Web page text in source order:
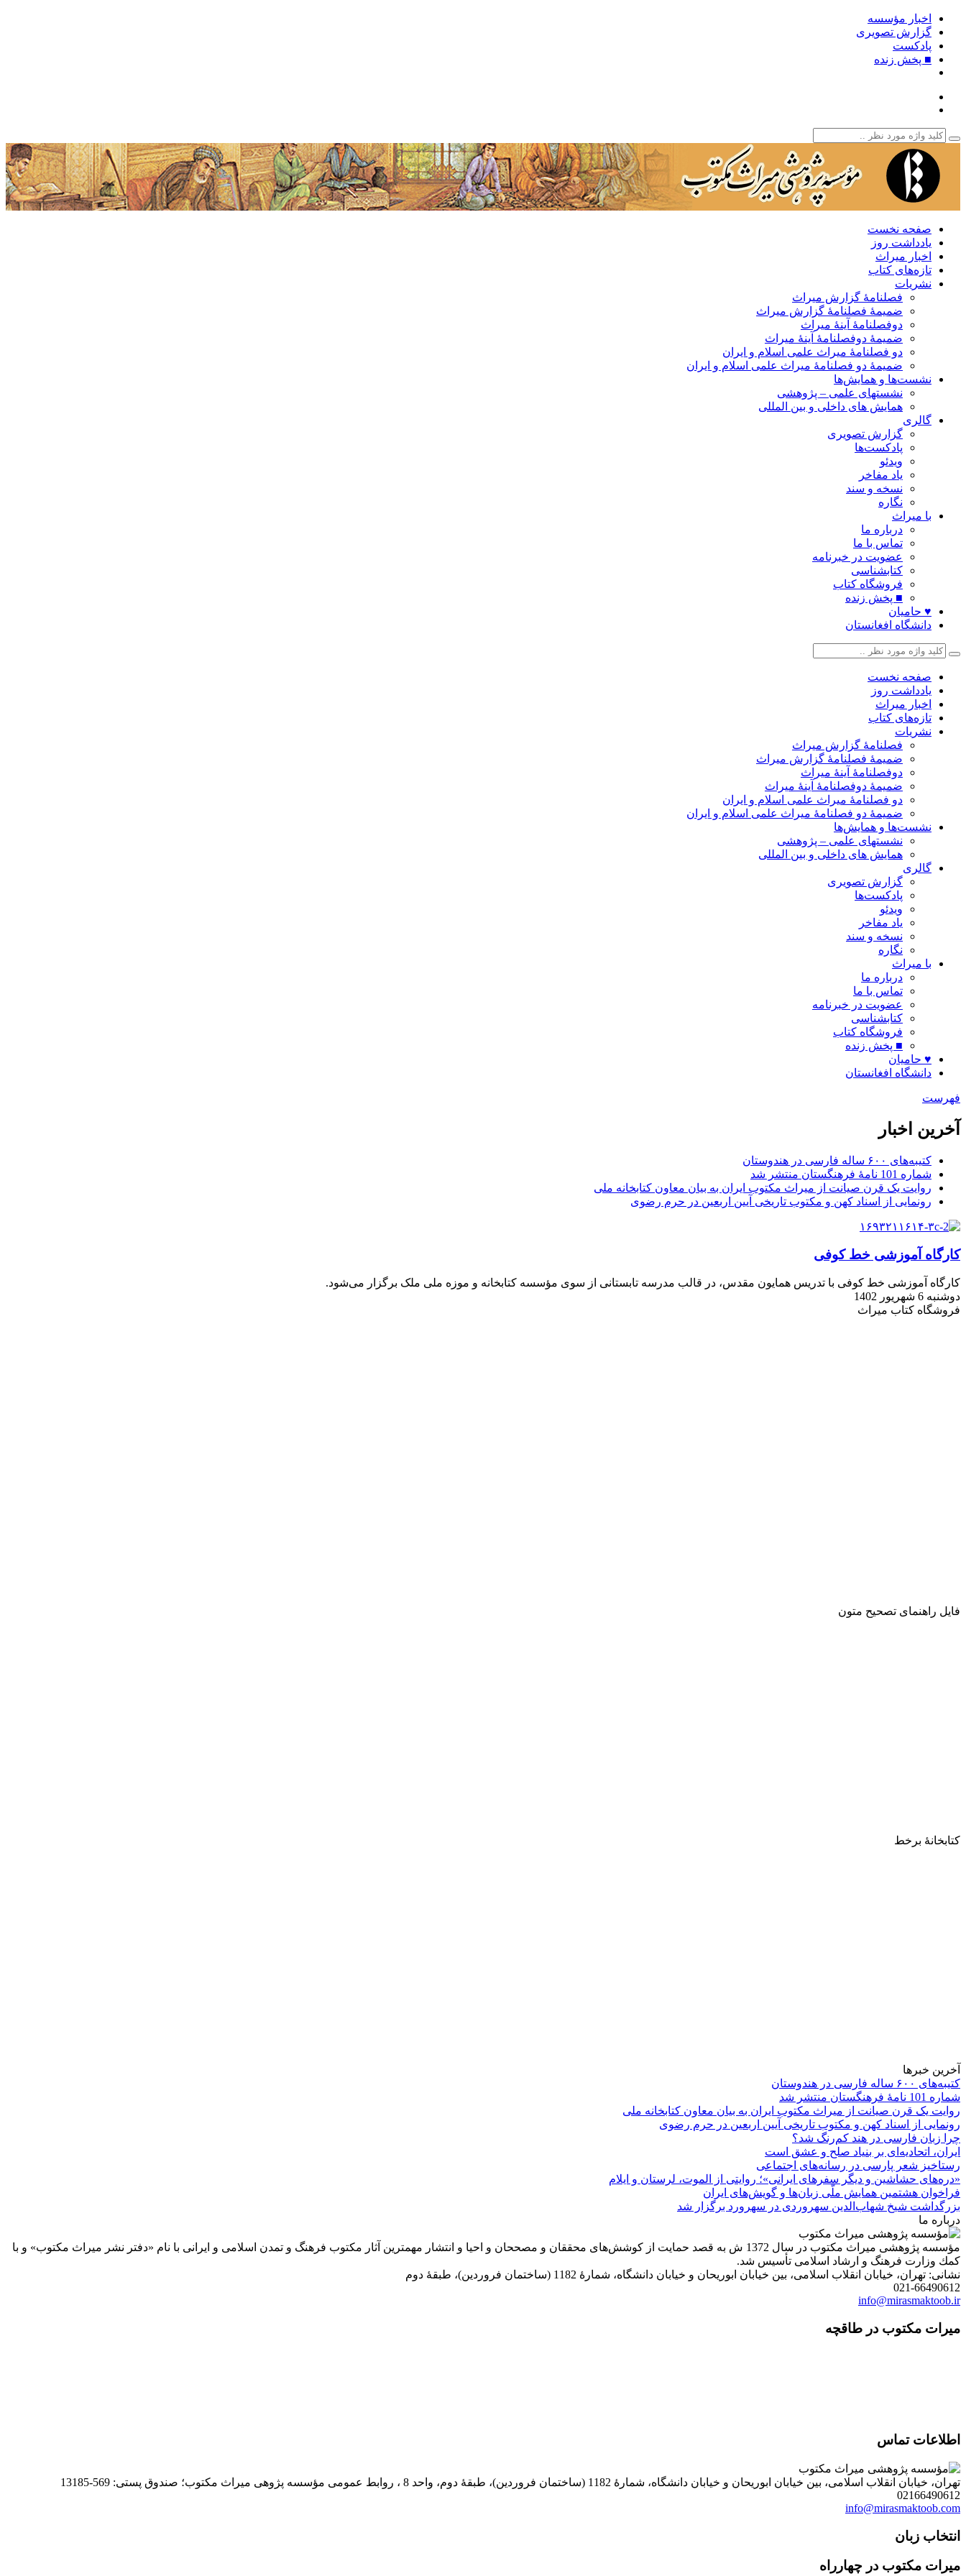
اخبار مؤسسه
گزارش تصویری
پادکست‌
■ پخش زنده
صفحه نخست
یادداشت روز
اخبار میراث
تازه‌های کتاب
نشریات
فصلنامۀ گزارش میراث
ضمیمۀ فصلنامۀ گزارش میراث
دوفصلنامۀ آینۀ میراث
ضمیمۀ دوفصلنامۀ آینۀ میراث
دو فصلنامۀ میراث علمی اسلام و ایران
ضمیمۀ دو فصلنامۀ میراث علمی اسلام و ایران
نشست‌ها و همایش‌ها
نشستهای علمی – پژوهشی
همایش های داخلی و بین المللی
گالری
گزارش تصویری
پادکست‌ها
ویدئو
یاد مفاخر
نسخه و سند
نگاره
با میراث
درباره ما
تماس با ما
عضویت در خبرنامه
کتابشناسی
فروشگاه کتاب
■ پخش زنده
♥ حامیان
دانشگاه افغانستان
صفحه نخست
یادداشت روز
اخبار میراث
تازه‌های کتاب
نشریات
فصلنامۀ گزارش میراث
ضمیمۀ فصلنامۀ گزارش میراث
دوفصلنامۀ آینۀ میراث
ضمیمۀ دوفصلنامۀ آینۀ میراث
دو فصلنامۀ میراث علمی اسلام و ایران
ضمیمۀ دو فصلنامۀ میراث علمی اسلام و ایران
نشست‌ها و همایش‌ها
نشستهای علمی – پژوهشی
همایش های داخلی و بین المللی
گالری
گزارش تصویری
پادکست‌ها
ویدئو
یاد مفاخر
نسخه و سند
نگاره
با میراث
درباره ما
تماس با ما
عضویت در خبرنامه
کتابشناسی
فروشگاه کتاب
■ پخش زنده
♥ حامیان
دانشگاه افغانستان
فهرست
آخرین اخبار
کتیبه‌های ۶۰۰ ساله فارسی در هندوستان
شماره 101 نامۀ فرهنگستان منتشر شد
روایت یک قرن صیانت از میراث مکتوب ایران به بیان معاون کتابخانه ملی
رونمایی از اسناد کهن و مکتوب تاریخی آیین اربعین در حرم رضوی
کارگاه آموزشی خط کوفی
کارگاه آموزشی خط کوفی با تدریس همایون مقدس، در قالب مدرسه تابستانی از سوی مؤسسه کتابخانه و موزه ملی ملک برگزار می‌شود.
دوشنبه 6 شهریور 1402
فروشگاه کتاب میراث
فایل راهنمای تصحیح متون
کتابخانۀ برخط
آخرین خبرها
کتیبه‌های ۶۰۰ ساله فارسی در هندوستان
شماره 101 نامۀ فرهنگستان منتشر شد
روایت یک قرن صیانت از میراث مکتوب ایران به بیان معاون کتابخانه ملی
رونمایی از اسناد کهن و مکتوب تاریخی آیین اربعین در حرم رضوی
چرا زبان فارسی در هند کم‌رنگ شد؟
ایران، اتحادیه‌ای بر بنیاد صلح و عشق است
رستاخیز شعر پارسی در رسانه‌های اجتماعی
«دره‌های حشاشین و دیگر سفرهای ایرانی»؛ روایتی از الموت، لرستان و ایلام
فراخوان هشتمین همایش ملّی زبان‌ها و گویش‌های ایران
بزرگداشت شیخ شهاب‌الدین سهروردی در سهرورد برگزار شد
درباره ما
مؤسسه پژوهشی میراث مكتوب در سال 1372 ش به قصد حمایت از كوشش‌های محققان و مصححان و احیا و انتشار مهمترین آثار مكتوب فرهنگ و تمدن اسلامی و ایرانی با نام «دفتر نشر میراث مكتوب» و با
كمك وزارت فرهنگ و ارشاد اسلامی تأسیس شد.
نشانی: تهران، خیابان انقلاب اسلامی، بین خیابان ابوریحان و خیابان دانشگاه، شمارۀ 1182 (ساختمان فروردین)، طبقۀ دوم
021-66490612
info@mirasmaktoob.ir
میرات مکتوب در طاقچه
اطلاعات تماس
تهران، خیابان انقلاب اسلامی، بین خیابان ابوریحان و خیابان دانشگاه، شمارۀ 1182 (ساختمان فروردین)، طبقۀ دوم، واحد 8 ، روابط عمومی مؤسسه پژوهی میراث مکتوب؛ صندوق پستی: 569-13185
02166490612
info@mirasmaktoob.com
انتخاب زبان
میرات مکتوب در چهارراه